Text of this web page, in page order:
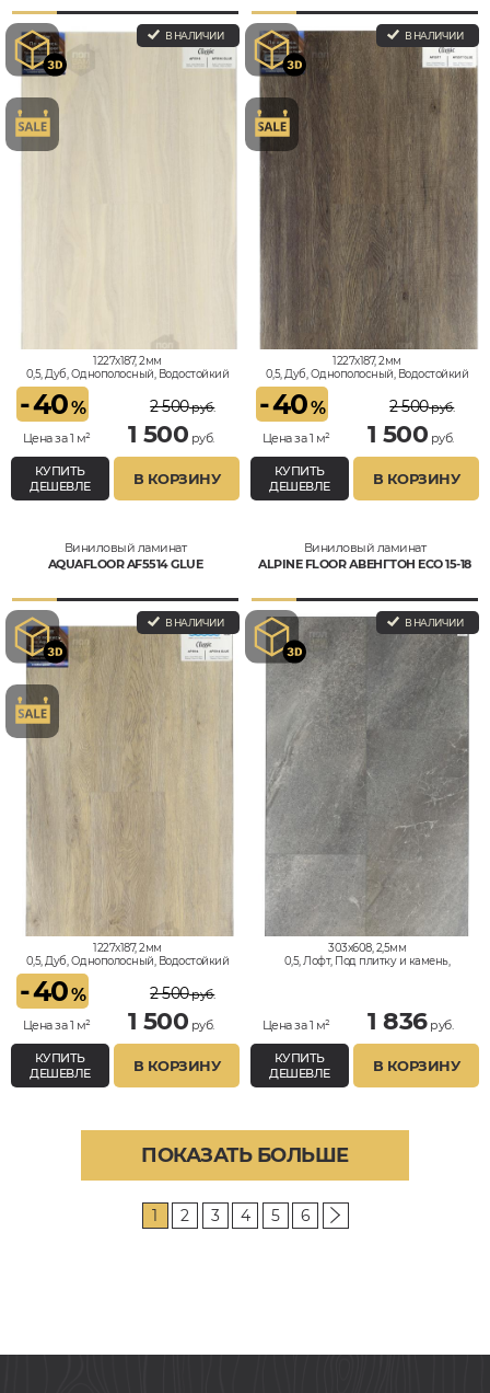
В НАЛИЧИИ
1227x187, 2мм
0,5, Дуб, Однополосный, Водостойкий
-40%
Цена за 1 м²
2 500руб.
1 500 руб.
КУПИТЬ
ДЕШЕВЛЕ
В КОРЗИНУ
В НАЛИЧИИ
1227x187, 2мм
0,5, Дуб, Однополосный, Водостойкий
-40%
Цена за 1 м²
2 500руб.
1 500 руб.
КУПИТЬ
ДЕШЕВЛЕ
В КОРЗИНУ
Виниловый ламинат
AQUAFLOOR AF5514 GLUE
В НАЛИЧИИ
1227x187, 2мм
0,5, Дуб, Однополосный, Водостойкий
-40%
Цена за 1 м²
2 500руб.
1 500 руб.
КУПИТЬ
ДЕШЕВЛЕ
В КОРЗИНУ
Виниловый ламинат
ALPINE FLOOR АВЕНГТОН ECO 15-18
В НАЛИЧИИ
303x608, 2,5мм
0,5, Лофт, Под плитку и камень,
Цена за 1 м² 1 836руб.
КУПИТЬ
ДЕШЕВЛЕ
В КОРЗИНУ
ПОКАЗАТЬ БОЛЬШЕ
1 2 3 4 5 6